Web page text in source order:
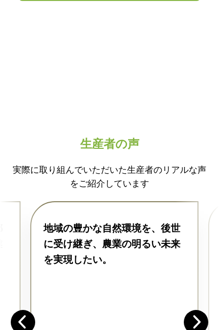
生産者の声
実際に取り組んでいただいた生産者のリアルな声
をご紹介しています
地域の豊かな自然環境を、後世
に受け継ぎ、農業の明るい未来
を実現したい。